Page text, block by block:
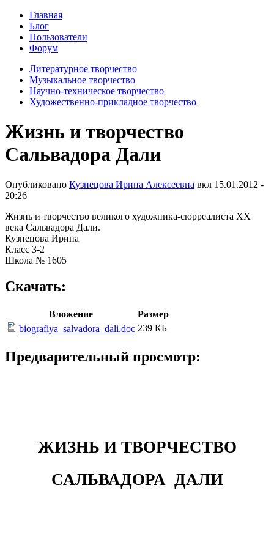
Главная
Блог
Пользователи
Форум
Литературное творчество
Музыкальное творчество
Научно-техническое творчество
Художественно-прикладное творчество
Жизнь и творчество
Сальвадора Дали
Опубликовано Кузнецова Ирина Алексеевна вкл 15.01.2012 -
20:26
Жизнь и творчество великого художника-сюрреалиста ХХ
века Сальвадора Дали.
Кузнецова Ирина
Класс 3-2
Школа № 1605
Скачать:
Вложение
Размер
biografiya_salvadora_dali.doc 239 КБ
Предварительный просмотр:
ЖИЗНЬ И ТВОРЧЕСТВО
САЛЬВАДОРА ДАЛИ